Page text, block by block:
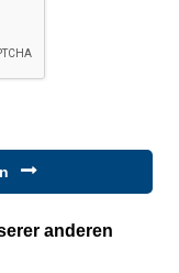
anderen